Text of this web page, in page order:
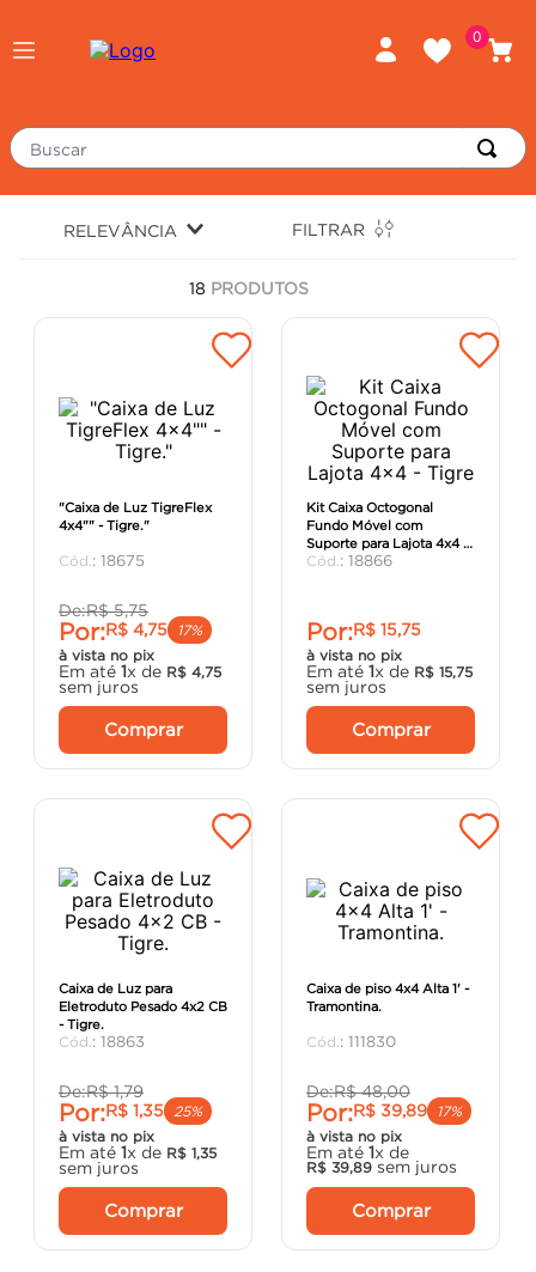
0
Buscar
RELEVÂNCIA FILTRAR
18 PRODUTOS
"Caixa de Luz TigreFlex
4x4"" - Tigre."
: 18675
De:R$ 5,75
Por:R$ 4,75
17%
à vista no pix
Em até 1x de R$ 4,75
sem juros
Comprar
Kit Caixa Octogonal
Fundo Móvel com
Suporte para Lajota 4x4 -
Tigre : 18866
Por:R$ 15,75
à vista no pix
Em até 1x de R$ 15,75
sem juros
Comprar
Caixa de Luz para
Eletroduto Pesado 4x2 CB
- Tigre.
: 18863
De:R$ 1,79
Por:R$ 1,35
25%
à vista no pix
Em até 1x de R$ 1,35
sem juros
Comprar
Caixa de piso 4x4 Alta 1' -
Tramontina.
: 111830
De:R$ 48,00
Por:R$ 39,89
17%
à vista no pix
Em até 1x de
R$ 39,89 sem juros
Comprar
massa corrida
chuveiro
argamassa
º cadeira